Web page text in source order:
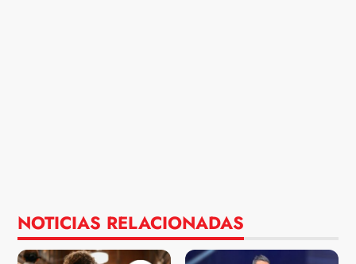
NOTICIAS RELACIONADAS